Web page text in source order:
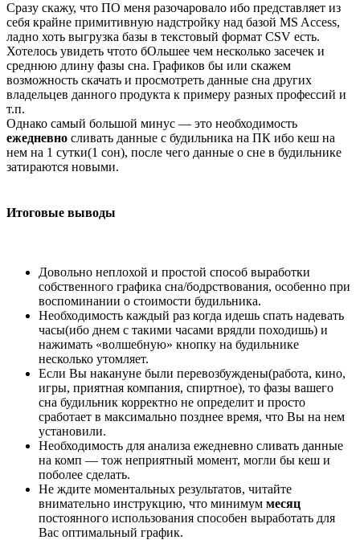
Сразу скажу, что ПО меня разочаровало ибо представляет из
себя крайне примитивную надстройку над базой MS Access,
ладно хоть выгрузка базы в текстовый формат CSV есть.
Хотелось увидеть чтото бОльшее чем несколько засечек и
среднюю длину фазы сна. Графиков бы или скажем
возможность скачать и просмотреть данные сна других
владельцев данного продукта к примеру разных профессий и
т.п.
Однако самый большой минус — это необходимость
ежедневно сливать данные с будильника на ПК ибо кеш на
нем на 1 сутки(1 сон), после чего данные о сне в будильнике
затираются новыми.
Итоговые выводы
Довольно неплохой и простой способ выработки
собственного графика сна/бодрствования, особенно при
воспоминании о стоимости будильника.
Необходимость каждый раз когда идешь спать надевать
часы(ибо днем с такими часами врядли походишь) и
нажимать «волшебную» кнопку на будильнике
несколько утомляет.
Если Вы накануне были перевозбуждены(работа, кино,
игры, приятная компания, спиртное), то фазы вашего
сна будильник корректно не определит и просто
сработает в максимально позднее время, что Вы на нем
установили.
Необходимость для анализа ежедневно сливать данные
на комп — тож неприятный момент, могли бы кеш и
поболее сделать.
Не ждите моментальных результатов, читайте
внимательно инструкцию, что минимум месяц
постоянного использования способен выработать для
Вас оптимальный график.